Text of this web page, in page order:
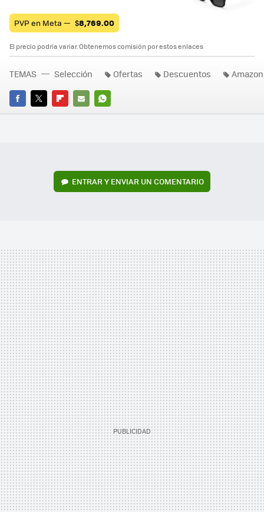
PVP en Meta — $8,769.00
El precio podría variar. Obtenemos comisión por estos enlaces
FACEBOOK
TWITTERFLIPBOARD
E-
WHATSAPP
TEMAS Selección Ofertas Descuentos
ENTRAR Y ENVIAR UN COMENTARIO